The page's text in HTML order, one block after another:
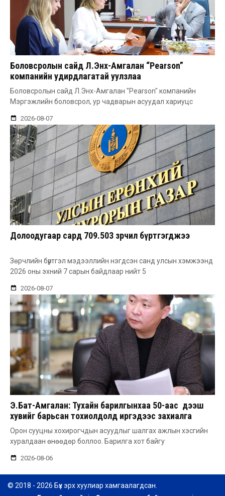
Боловсролын сайд Л.Энх-Амгалан “Pearson”
компанийн удирдлагатай уулзлаа
Боловсролын сайд Л.Энх-Амгалан "Pearson" компанийн
Мэргэжлийн боловсрол, ур чадварын асуудал хариуцс
2026-08-07
Долоодугаар сард 709.503 зөрчил бүртгэгджээ
Зөрчлийн бүртгэл мэдээллийн нэгдсэн санд улсын хэмжээнд
2026 оны эхний 7 сарын байдлаар нийт 5
2026-08-07
Э.Бат-Амгалан: Тухайн барилгынхаа 50-аас дээш
хувийг барьсан тохиолдолд иргэдээс захиалга
авдаг болгоно
Орон сууцны хохирогчдын асуудлыг шалгах ажлын хэсгийн
хуралдаан өнөөдөр боллоо. Барилга хот байгу
2026-08-06
© 2018 - 2026 Бүх эрх хуулиар хамгаалагдсан.